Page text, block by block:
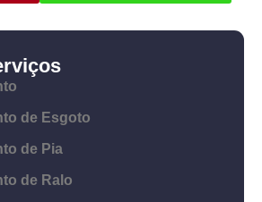
de Esgoto
de Pia
de Ralo